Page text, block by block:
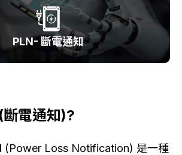
PLN- 斷電通知
(斷電通知)?
(Power Loss Notification) 是一種